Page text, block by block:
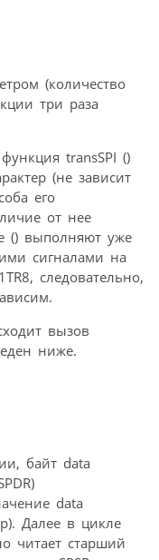
(количество
три раза
transSPI ()
(не зависит
его
от нее
() выполняют уже
сигналами на
следовательно,
вызов
ниже.
байт data
data
Далее в цикле
читает старший